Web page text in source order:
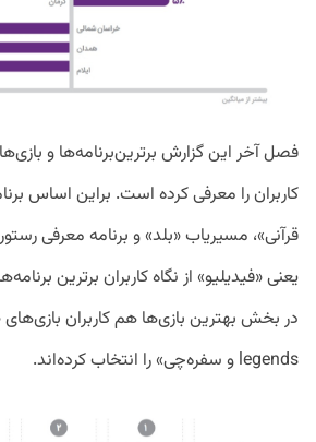
کاربران را معرفی کرده است. براین اساس
قرآنی»، مسیریاب «بلد» و برنامه معرفی
یعنی «فیدیلیو» از نگاه کاربران برترین
legends و سفره‌چی» را انتخاب کرده‌اند.